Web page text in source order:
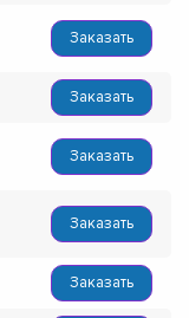
Заказать
Заказать
Заказать
Заказать
Заказать